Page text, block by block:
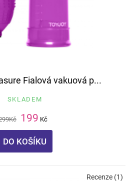
Fialová vakuová p...
SKLADEM
Kč 199 Kč
DO KOŠÍKU
Recenze (1)